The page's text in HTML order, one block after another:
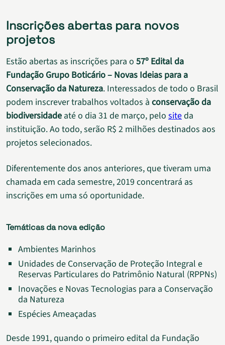
Inscrições abertas para novos
projetos
Estão abertas as inscrições para o 57º Edital da
Fundação Grupo Boticário – Novas Ideias para a
Conservação da Natureza. Interessados de todo o Brasil
podem inscrever trabalhos voltados à conservação da
biodiversidade até o dia 31 de março, pelo siteda
instituição. Ao todo, serão R$ 2 milhões destinados aos
projetos selecionados.
Diferentemente dos anos anteriores, que tiveram uma
chamada em cada semestre, 2019 concentrará as
inscrições em uma só oportunidade.
Temáticas da nova edição
Ambientes Marinhos
Unidades de Conservação de Proteção Integral e
Reservas Particulares do Patrimônio Natural (RPPNs)
Inovações e Novas Tecnologias para a Conservação
da Natureza
Espécies Ameaçadas
Desde 1991, quando o primeiro edital da Fundação